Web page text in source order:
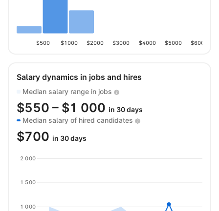
$500 $1000 $2000 $3000 $4000 $5000 $6000
Salary dynamics in jobs and hires
Median salary range in jobs
$550 – $1 000 in 30 days
Median salary of hired candidates
$700 in 30 days
1 000
1 500
2 000